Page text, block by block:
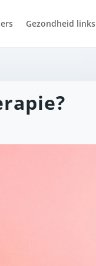
Gezondheid links